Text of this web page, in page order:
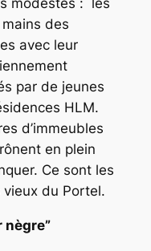
modestes : les
des
avec leur
par de jeunes
HLM.
d’immeubles
en plein
Ce sont les
du Portel.
nègre”